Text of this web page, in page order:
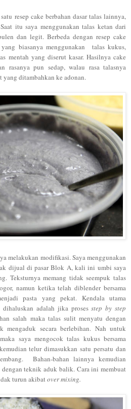
satu resep cake berbahan dasar talas lainnya,
itu saya menggunakan talas ketan dari
dan legit. Berbeda dengan resep cake
biasanya menggunakan talas kukus,
mentah yang diserut kasar. Hasilnya cake
rasanya pun sedap, walau rasa talasnya
ditambahkan ke adonan.
melakukan modifikasi. Saya menggunakan
dijual di pasar Blok A, kali ini umbi saya
Teksturnya memang tidak seempuk talas
namun ketika telah diblender bersama
pasta yang pekat. Kendala utama
dihaluskan adalah jika prosesstep by step
salah maka talas sulit menyatu dengan
secara berlebihan. Nah untuk
saya mengocok talas kukus bersama
telur dimasukkan satu persatu dan
Bahan-bahan lainnya kemudian
teknik aduk balik. Cara ini membuat
turun akibat over mixing.